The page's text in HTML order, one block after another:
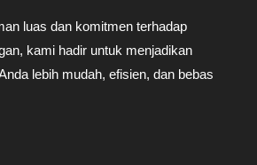
luas dan komitmen terhadap
kami hadir untuk menjadikan
lebih mudah, efisien, dan bebas